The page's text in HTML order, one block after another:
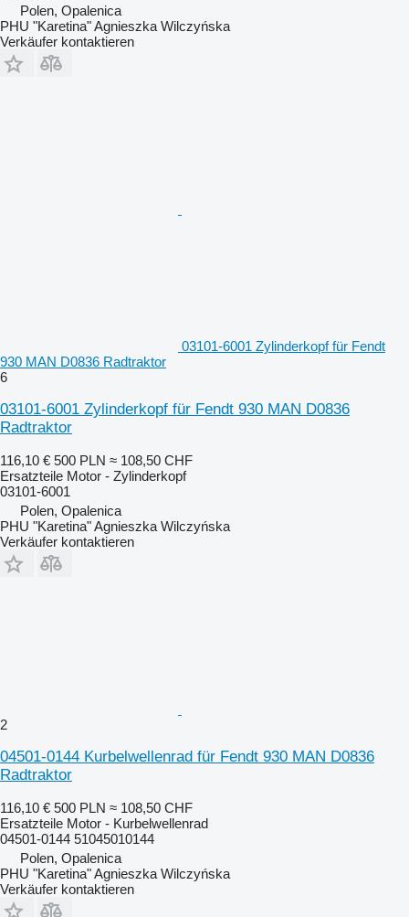
Polen, Opalenica
PHU "Karetina" Agnieszka Wilczyńska
Verkäufer kontaktieren
03101-6001 Zylinderkopf für Fendt
930 MAN D0836 Radtraktor
6
03101-6001 Zylinderkopf für Fendt 930 MAN D0836
Radtraktor
116,10 € 500 PLN ≈ 108,50 CHF
Ersatzteile Motor - Zylinderkopf
03101-6001
Polen, Opalenica
PHU "Karetina" Agnieszka Wilczyńska
Verkäufer kontaktieren
2
04501-0144 Kurbelwellenrad für Fendt 930 MAN D0836
Radtraktor
116,10 € 500 PLN ≈ 108,50 CHF
Ersatzteile Motor - Kurbelwellenrad
04501-0144 51045010144
Polen, Opalenica
PHU "Karetina" Agnieszka Wilczyńska
Verkäufer kontaktieren